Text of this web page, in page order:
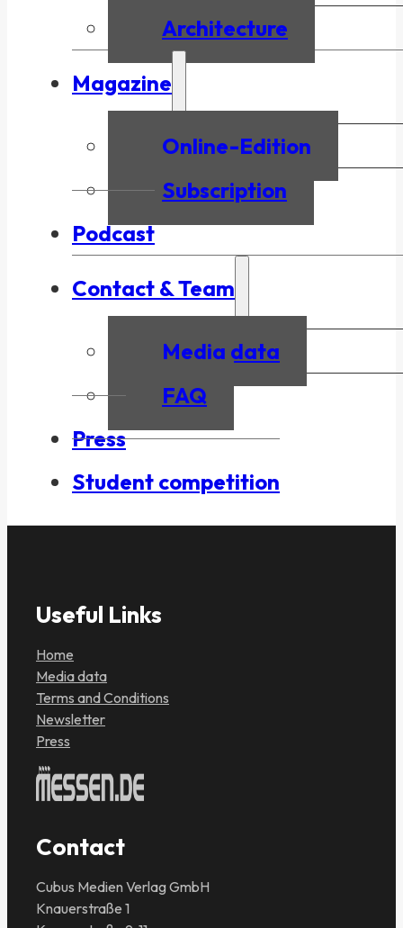
Architecture
Magazine
Online-Edition
Subscription
Podcast
Contact & Team
Media data
FAQ
Press
Student competition
Useful Links
Home
Media data
Terms and Conditions
Newsletter
Press
Contact
Cubus Medien Verlag GmbH
Knauerstraße 1